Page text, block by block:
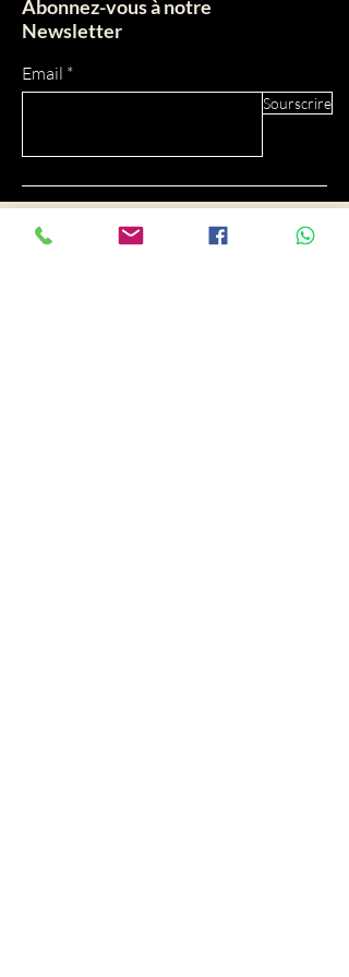
Abonnez-vous à notre
Newsletter
Sourscrire
Email
AEI